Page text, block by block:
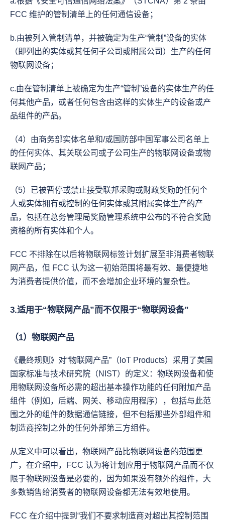
FCC 维护的管制清单上的任何通信设备；
b.由被列入管制清单，并被确定为生产“管制”设备的实体
（即列出的实体或其任何子公司或附属公司）生产的任何
物联网设备；
c.由在管制清单上被确定为生产“管制”设备的实体生产的任
何其他产品，或者任何包含由这样的实体生产的设备或产
品组件的产品。
（4）由商务部实体名单和/或国防部中国军事公司名单上
的任何实体、其关联公司或子公司生产的物联网设备或物
联网产品；
（5）已被暂停或禁止接受联邦采购或财政奖励的任何个
人或实体拥有或控制的任何实体或其附属实体生产的产
品，包括在总务管理局奖励管理系统中公布的不符合奖励
资格的所有实体和个人。
FCC 不排除在以后将物联网标签计划扩展至非消费者物联
网产品，但 FCC 认为这一初始范围将最有效、最便捷地
为消费者提供价值，而不会增加企业环境的复杂性。
3.适用于“物联网产品”而不仅限于“物联网设备”
（1）物联网产品
《最终规则》对“物联网产品”（IoT Products）采用了美国
国家标准与技术研究院（NIST）的定义：物联网设备和使
用物联网设备所必需的超出基本操作功能的任何附加产品
组件（例如，后端、网关、移动应用程序），包括与此范
围之外的组件的数据通信链接，但不包括那些外部组件和
制造商控制之外的任何外部第三方组件。
从定义中可以看出，物联网产品比物联网设备的范围更
广，在介绍中，FCC 认为将计划应用于物联网产品而不仅
限于物联网设备是必要的，因为如果没有额外的组件，大
多数销售给消费者的物联网设备都无法有效地使用。
FCC 在介绍中提到“我们不要求制造商对超出其控制范围